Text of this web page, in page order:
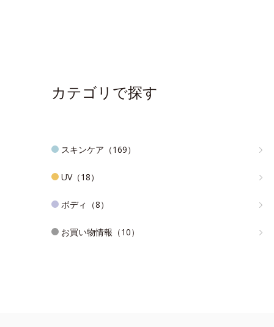
カテゴリで探す
スキンケア（169）
UV（18）
ボディ（8）
お買い物情報（10）